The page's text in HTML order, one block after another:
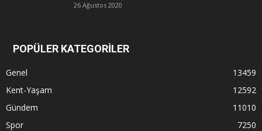
26 Ağustos 2020
POPÜLER KATEGORİLER
Genel
13459
Kent-Yaşam
12592
Gündem
11010
Spor
7250